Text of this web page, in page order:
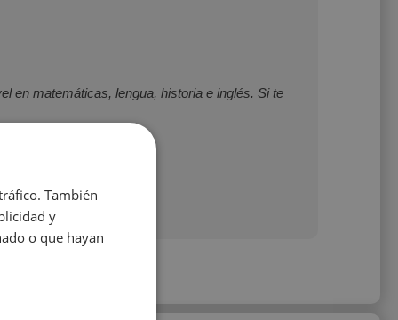
en matemáticas, lengua, historia e inglés. Si te
También
y
o que hayan